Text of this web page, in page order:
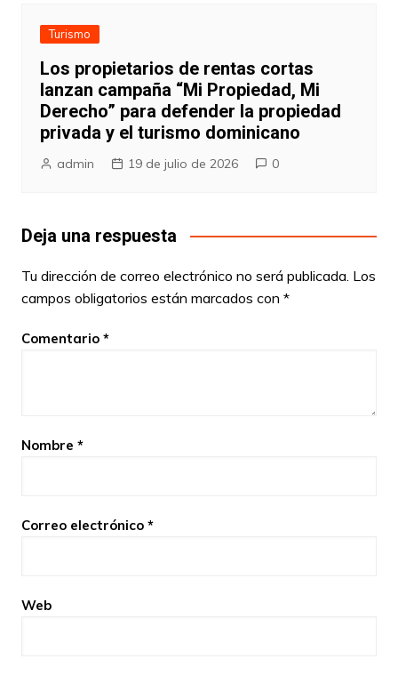
Turismo
Los propietarios de rentas cortas
lanzan campaña “Mi Propiedad, Mi
Derecho” para defender la propiedad
privada y el turismo dominicano
admin 19 de julio de 2026 0
Deja una respuesta
Tu dirección de correo electrónico no será publicada. Los
campos obligatorios están marcados con *
Comentario *
Nombre *
Correo electrónico *
Web